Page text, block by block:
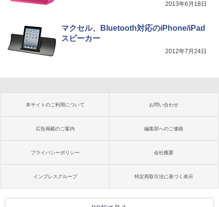
2013年6月18日
マクセル、Bluetooth対応のiPhone/iPad
スピーカー
2012年7月24日
本サイトのご利用について お問い合わせ
広告掲載のご案内 編集部へのご連絡
プライバシーポリシー 会社概要
インプレスグループ 特定商取引法に基づく表示